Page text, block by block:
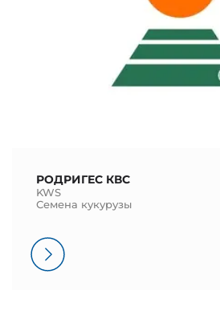
РОДРИГЕС КВС
KWS
Семена кукурузы